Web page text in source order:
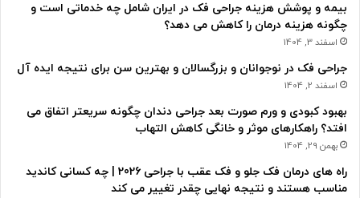
بیمه و پوشش هزینه جراحی فک در ایران شامل چه خدماتی است و
چگونه هزینه درمان را کاهش می دهد؟
اسفند 3, 1404
جراحی فک در نوجوانان و بزرگسالان و بهترین سن برای نتیجه ایده آل
اسفند 2, 1404
بهبود کبودی و ورم صورت بعد جراحی دندان چگونه سریعتر اتفاق می
افتد؟ راهکارهای موثر و خانگی کاهش التهاب
بهمن 29, 1404
راه های درمان فک جلو و فک عقب با جراحی 2026 | چه کسانی کاندید
مناسب هستند و نتیجه نهایی چقدر تغییر می کند